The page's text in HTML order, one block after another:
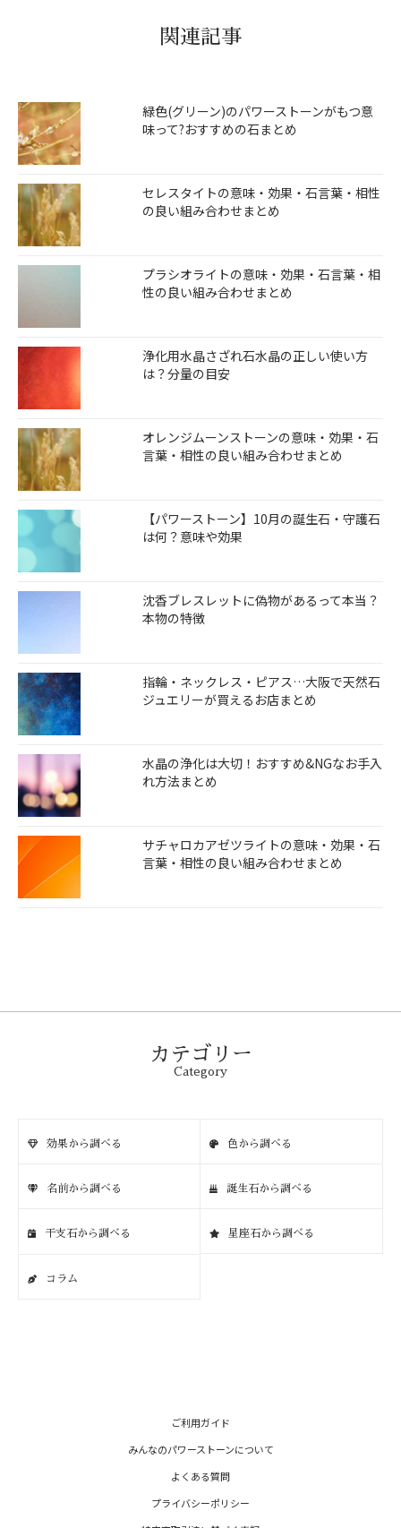
関連記事
緑色(グリーン)のパワーストーンがもつ意
味って?おすすめの石まとめ
セレスタイトの意味・効果・石言葉・相性
の良い組み合わせまとめ
プラシオライトの意味・効果・石言葉・相
性の良い組み合わせまとめ
浄化用水晶さざれ石水晶の正しい使い方
は？分量の目安
オレンジムーンストーンの意味・効果・石
言葉・相性の良い組み合わせまとめ
【パワーストーン】10月の誕生石・守護石
は何？意味や効果
沈香ブレスレットに偽物があるって本当？
本物の特徴
指輪・ネックレス・ピアス…大阪で天然石
ジュエリーが買えるお店まとめ
水晶の浄化は大切！おすすめ&NGなお手入
れ方法まとめ
サチャロカアゼツライトの意味・効果・石
言葉・相性の良い組み合わせまとめ
カテゴリー
Category
効果から調べる 色から調べる
名前から調べる 誕生石から調べる
干支石から調べる 星座石から調べる
コラム
ご利用ガイド
みんなのパワーストーンについて
よくある質問
プライバシーポリシー